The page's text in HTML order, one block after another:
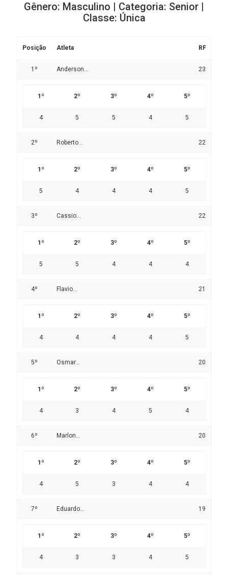
Gênero: Masculino | Categoria: Senior |
Classe: Única
Posição Atleta RF
1º Anderson... 23
1º 2º 3º 4º 5º
4 5 5 4 5
2º Roberto... 22
1º 2º 3º 4º 5º
5 4 4 4 5
3º Cassio... 22
1º 2º 3º 4º 5º
5 5 4 4 4
4º Flavio... 21
1º 2º 3º 4º 5º
4 4 4 4 5
5º Osmar... 20
1º 2º 3º 4º 5º
4 3 4 5 4
6º Marlon... 20
1º 2º 3º 4º 5º
4 5 3 4 4
7º Eduardo... 19
1º 2º 3º 4º 5º
4 3 3 4 5